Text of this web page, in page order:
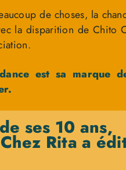
de choses, la
la disparition de Chito
est sa marque
ses 10 ans,
Rita a